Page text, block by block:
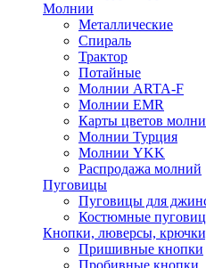
Молнии
Металлические
Спираль
Трактор
Потайные
Молнии ARTA-F
Молнии EMR
Карты цветов
Молнии Турция
Молнии YKK
Распродажа молний
Пуговицы
Пуговицы для
Костюмные
Кнопки, люверсы, крючки,
Пришивные кнопки
Пробивные кнопки